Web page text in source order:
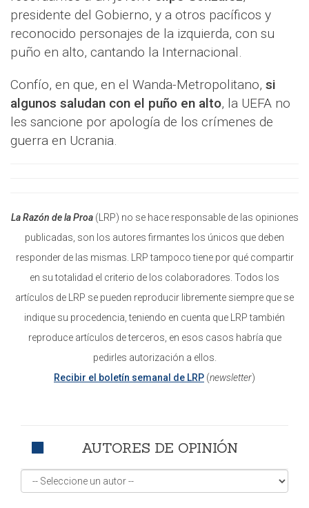
presidente del Gobierno, y a otros pacíficos y
reconocido personajes de la izquierda, con su
puño en alto, cantando la Internacional.
Confío, en que, en el Wanda-Metropolitano, si
algunos saludan con el puño en alto, la UEFA no
les sancione por apología de los crímenes de
guerra en Ucrania.
La Razón de la Proa(LRP) no se hace responsable de las opiniones
publicadas, son los autores firmantes los únicos que deben
responder de las mismas. LRP tampoco tiene por qué compartir
en su totalidad el criterio de los colaboradores. Todos los
artículos de LRP se pueden reproducir libremente siempre que se
indique su procedencia, teniendo en cuenta que LRP también
reproduce artículos de terceros, en esos casos habría que
pedirles autorización a ellos.
Recibir el boletín semanal de LRP (newsletter)
AUTORES DE OPINIÓN